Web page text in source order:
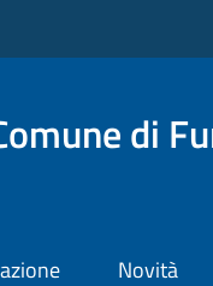
di
Novità